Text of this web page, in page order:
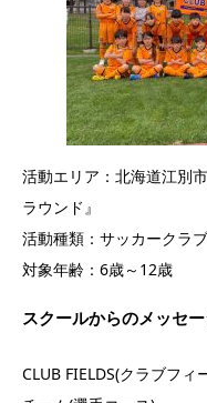
活動エリア：北海道江別
ラウンド』
活動種類：サッカークラブ
対象年齢：6歳～12歳
スクールからのメッセ
CLUB FIELDS(クラブフ